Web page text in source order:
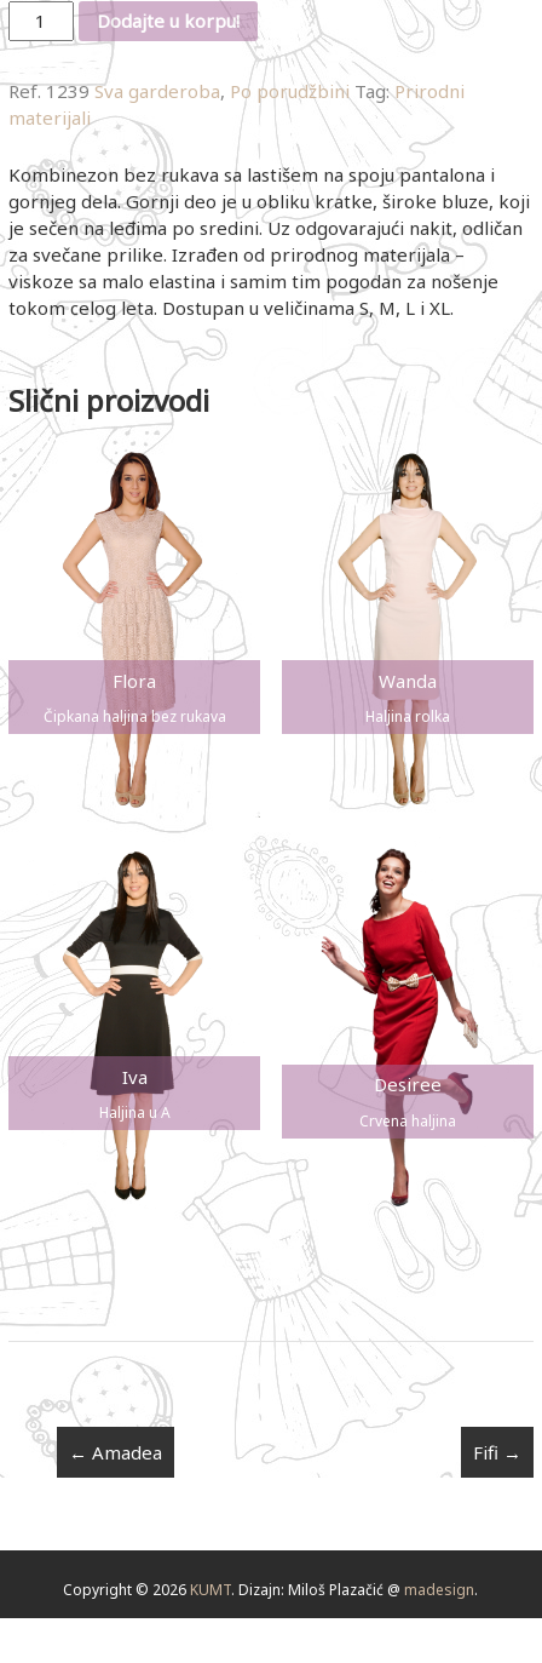
Količina Dodajte u korpu!
Ref.1239 Sva garderoba, Po porudžbini Tag:Prirodni
materijali
Kombinezon bez rukava sa lastišem na spoju pantalona i
gornjeg dela. Gornji deo je u obliku kratke, široke bluze, koji
je sečen na leđima po sredini. Uz odgovarajući nakit, odličan
za svečane prilike. Izrađen od prirodnog materijala –
viskoze sa malo elastina i samim tim pogodan za nošenje
tokom celog leta. Dostupan u veličinama S, M, L i XL.
Slični proizvodi
Flora
Čipkana haljina bez rukava
Wanda
Haljina rolka
Iva
Haljina u A
Desiree
Crvena haljina
← Amadea Fifi →
Copyright © 2026 KUMT. Dizajn: Miloš Plazačić @ madesign.